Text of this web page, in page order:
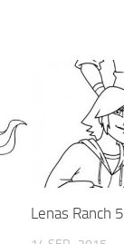
Lenas Ranch 5